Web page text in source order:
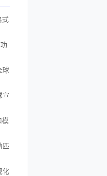
式
球
宣
模
匹
化